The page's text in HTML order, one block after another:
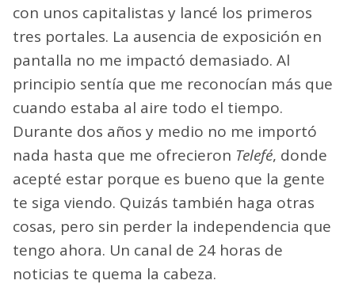
con unos capitalistas y lancé los primeros
tres portales. La ausencia de exposición en
pantalla no me impactó demasiado. Al
principio sentía que me reconocían más que
cuando estaba al aire todo el tiempo.
Durante dos años y medio no me importó
nada hasta que me ofrecieron Telefé, donde
acepté estar porque es bueno que la gente
te siga viendo. Quizás también haga otras
cosas, pero sin perder la independencia que
tengo ahora. Un canal de 24 horas de
noticias te quema la cabeza.